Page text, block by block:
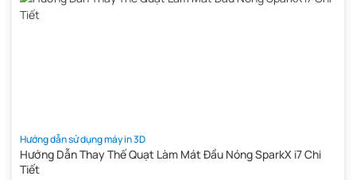
Hướng dẫn sử dụng máy in 3D
Hướng Dẫn Thay Thế Quạt Làm Mát Đầu Nóng SparkX i7 Chi
Tiết